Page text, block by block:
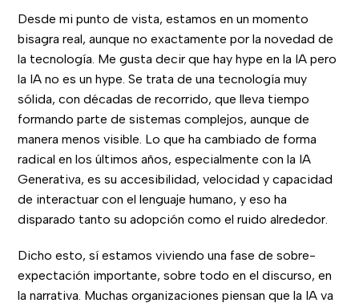
Desde mi punto de vista, estamos en un momento
bisagra real, aunque no exactamente por la novedad de
la tecnología. Me gusta decir que hay hype en la IA pero
la IA no es un hype. Se trata de una tecnología muy
sólida, con décadas de recorrido, que lleva tiempo
formando parte de sistemas complejos, aunque de
manera menos visible. Lo que ha cambiado de forma
radical en los últimos años, especialmente con la IA
Generativa, es su accesibilidad, velocidad y capacidad
de interactuar con el lenguaje humano, y eso ha
disparado tanto su adopción como el ruido alrededor.
Dicho esto, sí estamos viviendo una fase de sobre-
expectación importante, sobre todo en el discurso, en
la narrativa. Muchas organizaciones piensan que la IA va